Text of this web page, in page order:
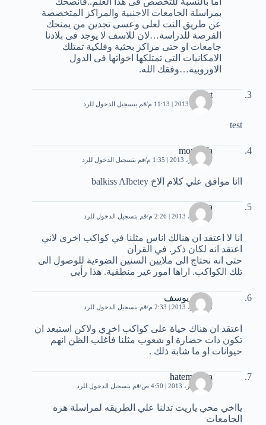
بمراسلة الجامعات الاجنبية والمراكز المتخصصة
عن طريق النت لعلى وعسى تجدين من يمنحك
الفرصة للدراسة…لان للاسف لا يوجد فى بلادنا
جامعات او حتى مراكز بحثية وفلكية تمتلك
الامكانيات التى تمتلكها اخواتها فى الدول
الاوروبية…وفقك الله.
test
29 مايو، 2013 | 11:13 م قم بتسجيل الدخول للرد
test
moustafa
21 أكتوبر، 2013 | 1:35 م قم بتسجيل الدخول للرد
اانا موافق علي كلام الاخ balkiss Albetey
rama
8 نوفمبر، 2013 | 2:26 م قم بتسجيل الدخول للرد
انا لا اعتقد ان هنالك اناس مثلنا في كواكب اخرى لاني
اعتقد انه لكان ذكر. في القران
حتى انه نحتاج الى ملايين السنين الضوءية للوصول الى
تلك الكواكب. اراها امور غير منطقية. هذا رأيي
محمد يوسف
8 نوفمبر، 2013 | 2:33 م قم بتسجيل الدخول للرد
اعتقد ان هناك حياة على كواكب اخري ولاكن استبعد ان
تكون ذات حضارة او شعوب مثلنا فأغلب الظن انهم
حيوانات او ما شابة ذلك .
hatemrabea
30 نوفمبر، 2013 | 4:50 ص قم بتسجيل الدخول للرد
يااخي محي ياريت تدلنا علي الطريقه لمراسلة هزه
الجامعات